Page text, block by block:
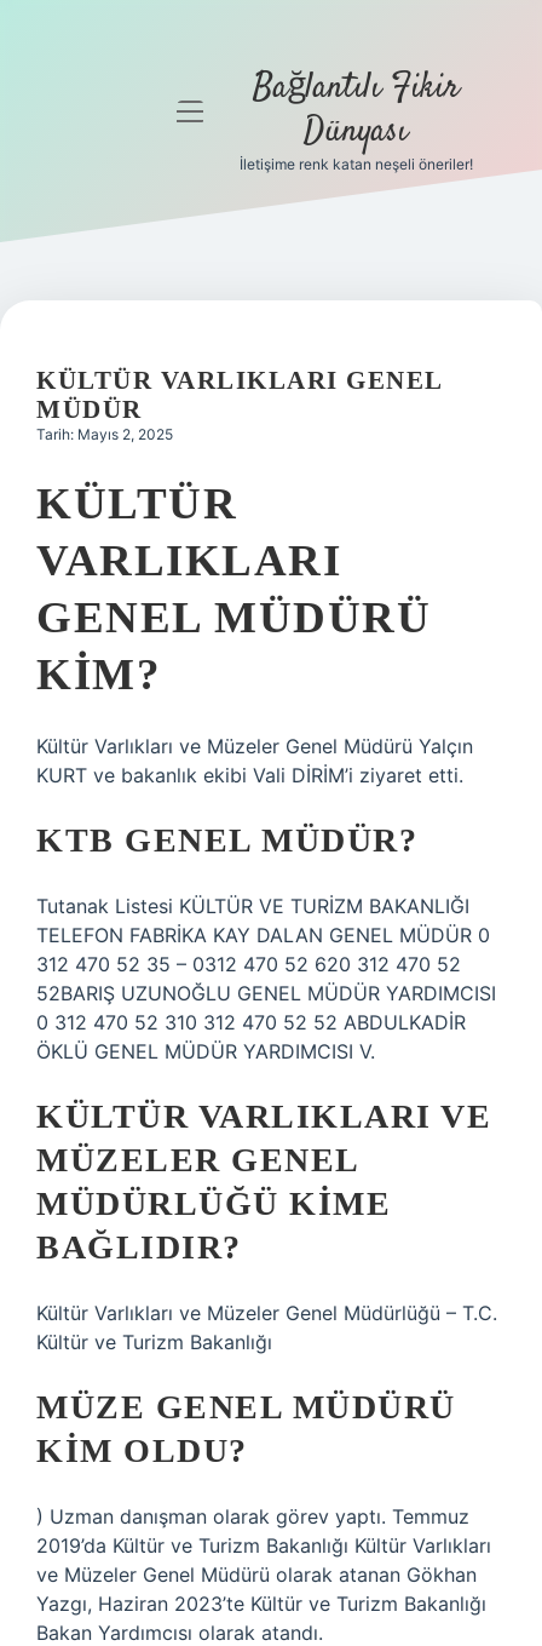
Gizlilik
Hakkımızda
menüyü
Bağlantılı Fikir
Dünyası
İletişime renk katan neşeli öneriler!
KÜLTÜR VARLIKLARI GENEL
MÜDÜR
Tarih: Mayıs 2, 2025
KÜLTÜR
VARLIKLARI
GENEL MÜDÜRÜ
KIM?
Kültür Varlıkları ve Müzeler Genel Müdürü Yalçın
KURT ve bakanlık ekibi Vali DİRİM’i ziyaret etti.
KTB GENEL MÜDÜR?
Tutanak Listesi KÜLTÜR VE TURİZM BAKANLIĞI
TELEFON FABRİKA KAY DALAN GENEL MÜDÜR 0
312 470 52 35 – 0312 470 52 620 312 470 52
52BARIŞ UZUNOĞLU GENEL MÜDÜR YARDIMCISI
0 312 470 52 310 312 470 52 52 ABDULKADİR
ÖKLÜ GENEL MÜDÜR YARDIMCISI V.
KÜLTÜR VARLIKLARI VE
MÜZELER GENEL
MÜDÜRLÜĞÜ KIME
BAĞLIDIR?
Kültür Varlıkları ve Müzeler Genel Müdürlüğü – T.C.
Kültür ve Turizm Bakanlığı
MÜZE GENEL MÜDÜRÜ
KIM OLDU?
) Uzman danışman olarak görev yaptı. Temmuz
2019’da Kültür ve Turizm Bakanlığı Kültür Varlıkları
ve Müzeler Genel Müdürü olarak atanan Gökhan
Yazgı, Haziran 2023’te Kültür ve Turizm Bakanlığı
Bakan Yardımcısı olarak atandı.